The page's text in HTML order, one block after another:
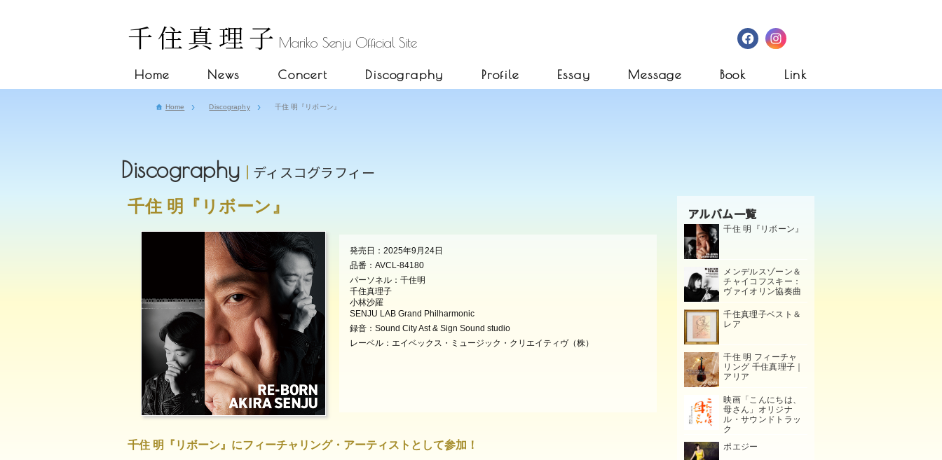
千住真理子 Mariko Senju Official Site FacebookInstagram
Home News Concert Discography Profile Essay Message Book Link
Home Discography 千住 明『リボーン』
Discography ディスコグラフィー
千住 明『リボーン』
発売日： 2025年9月24日
品番： AVCL-84180
パーソネル： 千住明
千住真理子
小林沙羅
SENJU LAB Grand Philharmonic
録音： Sound City Ast & Sign Sound studio
レーベル： エイベックス・ミュージック・クリエイティヴ（株）
千住 明『リボーン』にフィーチャリング・アーティストとして参加！
アルバム一覧
千住 明『リボーン』
メンデルスゾーン＆
チャイコフスキー：
ヴァイオリン協奏曲
千住真理子ベスト＆
レア
千住 明 フィーチャ
リング 千住真理子｜
アリア
映画「こんにちは、
母さん」オリジナ
ル・サウンドトラッ
ク
ポエジー